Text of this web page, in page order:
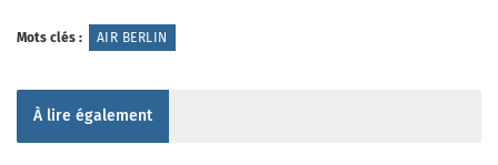
Mots clés : AIR BERLIN
À lire également